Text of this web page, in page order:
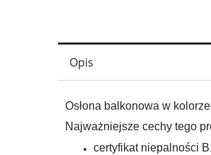
Opis
Osłona balkonowa w kolorze
Najważniejsze cechy tego
certyfikat niepalności